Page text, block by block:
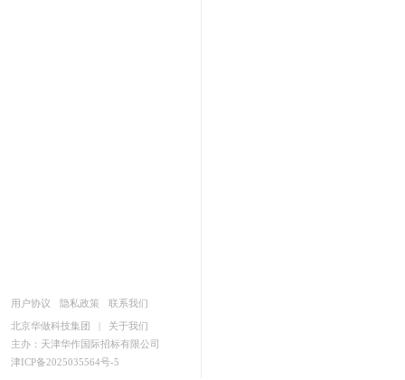
用户协议 隐私政策 联系我们
北京华做科技集团 |
关于我们
主办：天津华作国际招标有限公司
津ICP备2025035564号-5